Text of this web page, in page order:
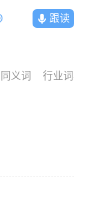
跟读
同义词 行业词典